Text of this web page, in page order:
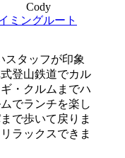
Cody
ミングルート
スタッフが印象
登山鉄道でカル
・クルムまでハ
でランチを楽し
で歩いて戻りま
ラックスできま